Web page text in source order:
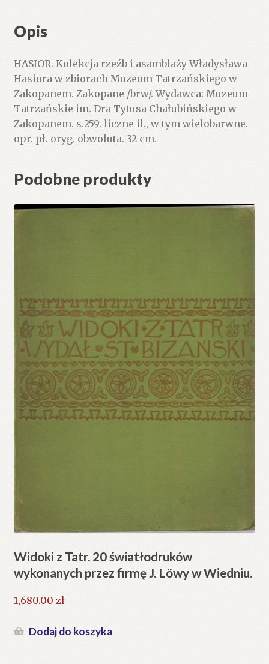
Opis
HASIOR. Kolekcja rzeźb i asamblaży Władysława
Hasiora w zbiorach Muzeum Tatrzańskiego w
Zakopanem. Zakopane /brw/. Wydawca: Muzeum
Tatrzańskie im. Dra Tytusa Chałubińskiego w
Zakopanem. s.259. liczne il., w tym wielobarwne.
opr. pł. oryg. obwoluta. 32 cm.
Podobne produkty
Widoki z Tatr. 20 światłodruków
wykonanych przez firmę J. Löwy w Wiedniu.
1,680.00 zł
Dodaj do koszyka